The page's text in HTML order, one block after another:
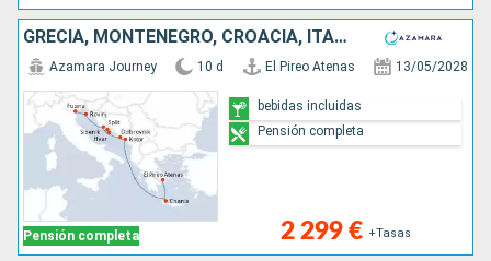
GRECIA, MONTENEGRO, CROACIA, ITALIA
Pensión completa
Azamara Journey 10 d El Pireo Atenas 13/05/2028
2 299 € +Tasas
bebidas incluidas
Pensión completa